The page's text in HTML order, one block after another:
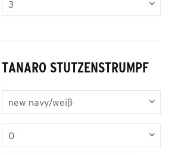
TANARO STUTZENSTRUMPF